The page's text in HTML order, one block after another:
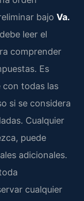
bajo Va.
leer el
comprender
Es
con todas las
si se considera
Cualquier
puede
adicionales.
cualquier